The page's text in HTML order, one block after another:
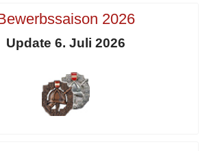
2026
Update 6. Juli 2026